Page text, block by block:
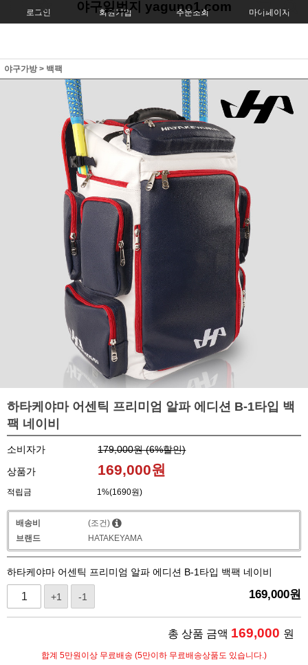
로그인 회원가입 주문조회 마이페이지
야구일번지 yaguno1.com
야구가방> 백팩
하타케야마 어센틱 프리미엄 알파 에디션 B-1타입 백
팩 네이비
소비자가 179,000원 (6%할인)
상품가
169,000원
적립금 1%(1690원)
배송비
(조건)
브랜드
HATAKEYAMA
하타케야마 어센틱 프리미엄 알파 에디션 B-1타입 백팩 네이비
+1 -1 169,000원
총 상품 금액 169,000 원
합계 5만원이상 무료배송 (5만이하 무료배송상품도 있습니다.)